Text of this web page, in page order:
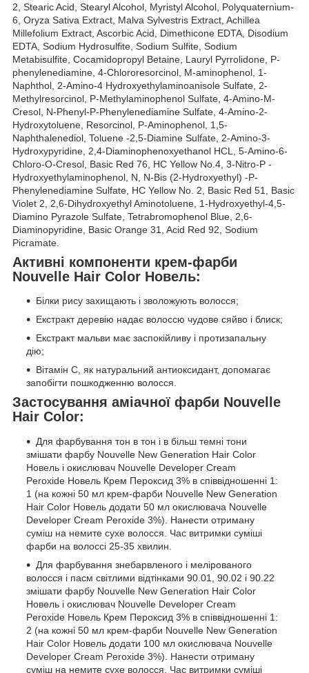
2, Stearic Acid, Stearyl Alcohol, Myristyl Alcohol, Polyquaternium-
6, Oryza Sativa Extract, Malva Sylvestris Extract, Achillea
Millefolium Extract, Ascorbic Acid, Dimethicone EDTA, Disodium
EDTA, Sodium Hydrosulfite, Sodium Sulfite, Sodium
Metabisulfite, Cocamidopropyl Betaine, Lauryl Pyrrolidone, P-
phenylenediamine, 4-Chlororesorcinol, M-aminophenol, 1-
Naphthol, 2-Amino-4 Hydroxyethylaminoanisole Sulfate, 2-
Methylresorcinol, P-Methylaminophenol Sulfate, 4-Amino-M-
Cresol, N-Phenyl-P-Phenylenediamine Sulfate, 4-Amino-2-
Hydroxytoluene, Resorcinol, P-Aminophenol, 1,5-
Naphthalenediol, Toluene -2,5-Diamine Sulfate, 2-Amino-3-
Hydroxypyridine, 2,4-Diaminophenoxyethanol HCL, 5-Amino-6-
Chloro-O-Cresol, Basic Red 76, HC Yellow No.4, 3-Nitro-P -
Hydroxyethylaminophenol, N, N-Bis (2-Hydroxyethyl) -P-
Phenylenediamine Sulfate, HC Yellow No. 2, Basic Red 51, Basic
Violet 2, 2,6-Dihydroxyethyl Aminotoluene, 1-Hydroxyethyl-4,5-
Diamino Pyrazole Sulfate, Tetrabromophenol Blue, 2,6-
Diaminopyridine, Basic Orange 31, Acid Red 92, Sodium
Picramate.
Активні компоненти крем-фарби
Nouvelle Hair Color Новель:
Білки рису захищають і зволожують волосся;
Екстракт деревію надає волоссю чудове сяйво і блиск;
Екстракт мальви має заспокійливу і протизапальну
дію;
Вітамін С, як натуральний антиоксидант, допомагає
запобігти пошкодженню волосся.
Застосування аміачної фарби Nouvelle
Hair Color:
Для фарбування тон в тон і в більш темні тони
змішати фарбу Nouvelle New Generation Hair Color
Новель і окислювач Nouvelle Developer Cream
Peroxide Новель Крем Пероксид 3% в співвідношенні 1:
1 (на кожні 50 мл крем-фарби Nouvelle New Generation
Hair Color Новель додати 50 мл окислювача Nouvelle
Developer Cream Peroxide 3%). Нанести отриману
суміш на немите сухе волосся. Час витримки суміші
фарби на волоссі 25-35 хвилин.
Для фарбування знебарвленого і мелірованого
волосся і пасм світлими відтінками 90.01, 90.02 і 90.22
змішати фарбу Nouvelle New Generation Hair Color
Новель і окислювач Nouvelle Developer Cream
Peroxide Новель Крем Пероксид 3% в співвідношенні 1:
2 (на кожні 50 мл крем-фарби Nouvelle New Generation
Hair Color Новель додати 100 мл окислювача Nouvelle
Developer Cream Peroxide 3%). Нанести отриману
суміш на немите сухе волосся. Час витримки суміші